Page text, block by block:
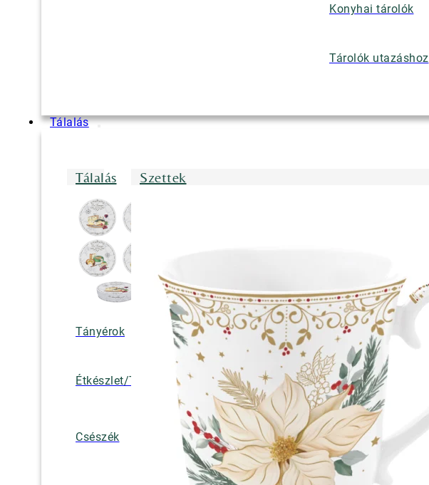
Konyhai tárolók
Tárolók utazáshoz
Tálalás
Tálalás
Tányérok Tálak/Tálcák/Tálalóedények
Étkészlet/Tányérkészlet Bögrék
Csészék
Teáskannák, kancsók,
tejkiöntők, cukortartók
Szettek